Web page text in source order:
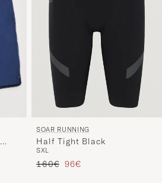
SOAR RUNNING
Half Tight Black
SXL
Precio ordinario
160€ Precio reducido
96€